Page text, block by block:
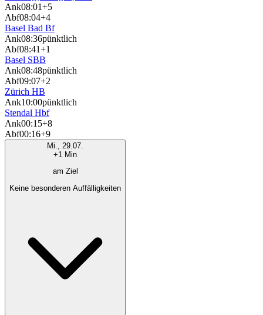
Ank08:01+5
Abf08:04+4
Basel Bad Bf
Ank08:36pünktlich
Abf08:41+1
Basel SBB
Ank08:48pünktlich
Abf09:07+2
Zürich HB
Ank10:00pünktlich
Stendal Hbf
Ank00:15+8
Abf00:16+9
Mi., 29.07.
+1 Min
am Ziel
Keine besonderen Auffälligkeiten